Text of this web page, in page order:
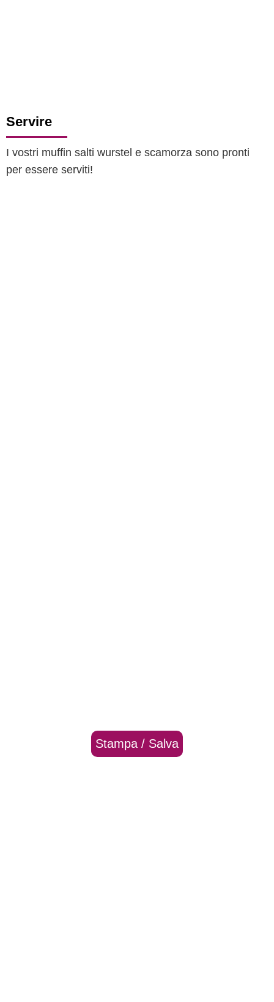
Servire
I vostri muffin salti wurstel e scamorza sono pronti
per essere serviti!
Stampa / Salva